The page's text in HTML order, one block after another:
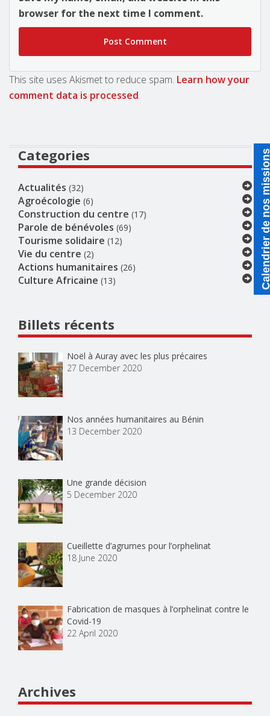
browser for the next time I comment.
This site uses Akismet to reduce spam. Learn how your
comment data is processed.
Categories
Actualités (32)
Agroécologie (6)
Construction du centre (17)
Parole de bénévoles (69)
Tourisme solidaire (12)
Vie du centre (2)
Actions humanitaires (26)
Culture Africaine (13)
Billets récents
Noël à Auray avec les plus précaires
27 December 2020
Nos années humanitaires au Bénin
13 December 2020
Une grande décision
5 December 2020
Cueillette d’agrumes pour l’orphelinat
18 June 2020
Fabrication de masques à l’orphelinat contre le
Covid-19
22 April 2020
Archives
Calendrier